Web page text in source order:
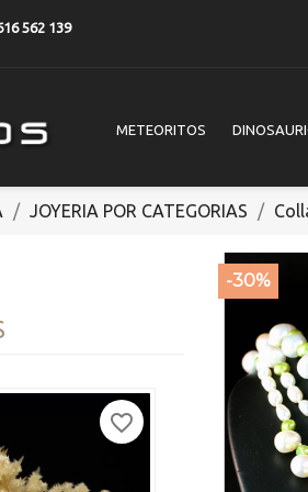
562 139
METEORITOS
JOYERIA POR CATEGORIAS
favorite_border
-30%